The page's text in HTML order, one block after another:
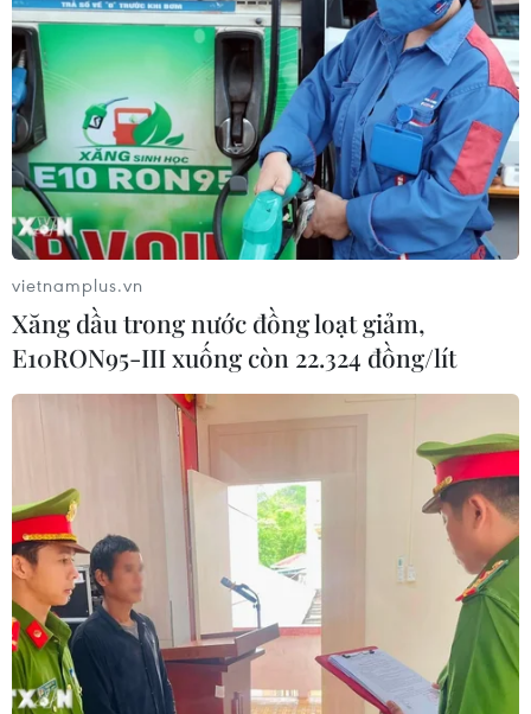
TIN CÙNG CHUYÊN MỤC
Nhận định Việt Nam vs
Campuchia: Vì sao thầy trò HLV Kim
Sang-sik cần giành ngôi đầu bảng?
06/08/2026 11:05
Nhận định Việt Nam vs Campuchia:
'Phù thủy Kim' sẽ xoay tua toan tính
đường dài?
vietnamplus.vn
Xăng dầu trong nước đồng loạt giảm,
E10RON95-III xuống còn 22.324 đồng/lít